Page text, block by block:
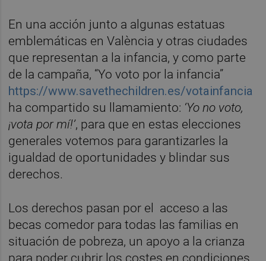
En una acción junto a algunas estatuas
emblemáticas en València y otras ciudades
que representan a la infancia, y como parte
de la campaña, “Yo voto por la infancia”
https://www.savethechildren.es/votainfancia
ha compartido su llamamiento: ‘Yo no voto,
¡vota por mí!’, para que en estas elecciones
generales votemos para garantizarles la
igualdad de oportunidades y blindar sus
derechos.
Los derechos pasan por el acceso a las
becas comedor para todas las familias en
situación de pobreza, un apoyo a la crianza
para poder cubrir los costes en condiciones